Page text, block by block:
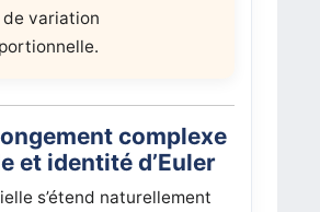
de variation
complexe
et identité d’Euler
s’étend naturellement